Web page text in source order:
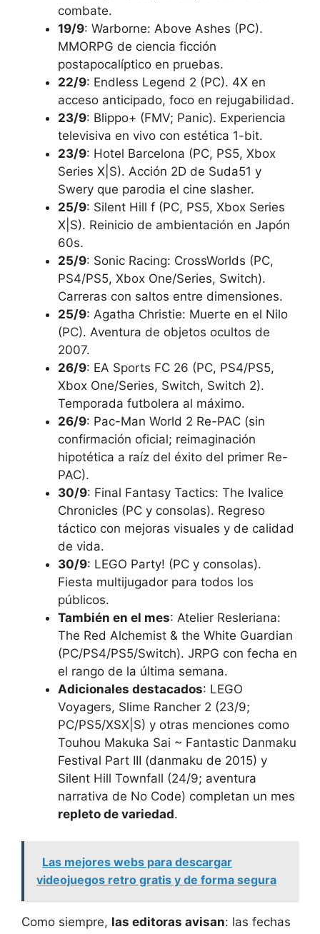
combate.
19/9: Warborne: Above Ashes (PC).
MMORPG de ciencia ficción
postapocalíptico en pruebas.
22/9: Endless Legend 2 (PC). 4X en
acceso anticipado, foco en rejugabilidad.
23/9: Blippo+ (FMV; Panic). Experiencia
televisiva en vivo con estética 1-bit.
23/9: Hotel Barcelona (PC, PS5, Xbox
Series X|S). Acción 2D de Suda51 y
Swery que parodia el cine slasher.
25/9: Silent Hill f (PC, PS5, Xbox Series
X|S). Reinicio de ambientación en Japón
60s.
25/9: Sonic Racing: CrossWorlds (PC,
PS4/PS5, Xbox One/Series, Switch).
Carreras con saltos entre dimensiones.
25/9: Agatha Christie: Muerte en el Nilo
(PC). Aventura de objetos ocultos de
2007.
26/9: EA Sports FC 26 (PC, PS4/PS5,
Xbox One/Series, Switch, Switch 2).
Temporada futbolera al máximo.
26/9: Pac-Man World 2 Re-PAC (sin
confirmación oficial; reimaginación
hipotética a raíz del éxito del primer Re-
PAC).
30/9: Final Fantasy Tactics: The Ivalice
Chronicles (PC y consolas). Regreso
táctico con mejoras visuales y de calidad
de vida.
30/9: LEGO Party! (PC y consolas).
Fiesta multijugador para todos los
públicos.
También en el mes: Atelier Resleriana:
The Red Alchemist & the White Guardian
(PC/PS4/PS5/Switch). JRPG con fecha en
el rango de la última semana.
Adicionales destacados: LEGO
Voyagers, Slime Rancher 2 (23/9;
PC/PS5/XSX|S) y otras menciones como
Touhou Makuka Sai ~ Fantastic Danmaku
Festival Part III (danmaku de 2015) y
Silent Hill Townfall (24/9; aventura
narrativa de No Code) completan un mes
repleto de variedad.
Las mejores webs para descargar
videojuegos retro gratis y de forma segura
Como siempre, las editoras avisan: las fechas